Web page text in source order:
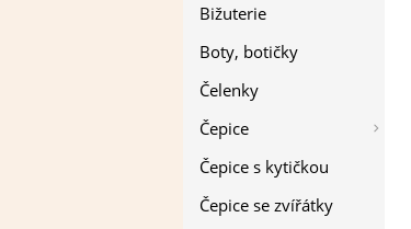
Bižuterie
Boty, botičky
Čelenky
Čepice
Čepice s kytičkou
Čepice se zvířátky